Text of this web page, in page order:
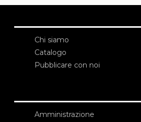
Chi siamo
Catalogo
Pubblicare con noi
Amministrazione